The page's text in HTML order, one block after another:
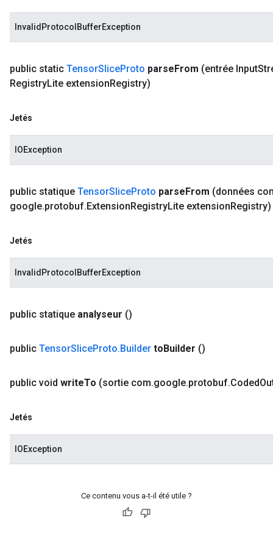
InvalidProtocolBufferException
public static TensorSliceProto parseFrom (entrée Input
RegistryLite extensionRegistry)
Jetés
IOException
public statique TensorSliceProto parseFrom (données
google.protobuf.ExtensionRegistryLite extensionRegistry)
Jetés
InvalidProtocolBufferException
public statique analyseur ()
public TensorSliceProto.Builder toBuilder ()
public void writeTo (sortie com.google.protobuf.Coded
Jetés
IOException
Ce contenu vous a-t-il été utile ?